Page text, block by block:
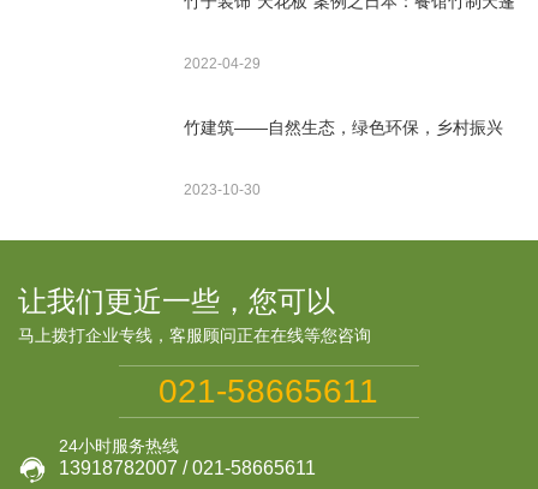
2022-04-29
竹建筑——自然生态，绿色环保，乡村振兴
2023-10-30
让我们更近一些，您可以
马上拨打企业专线，客服顾问正在在线等您咨询
021-58665611

24小时服务热线
13918782007 / 021-58665611